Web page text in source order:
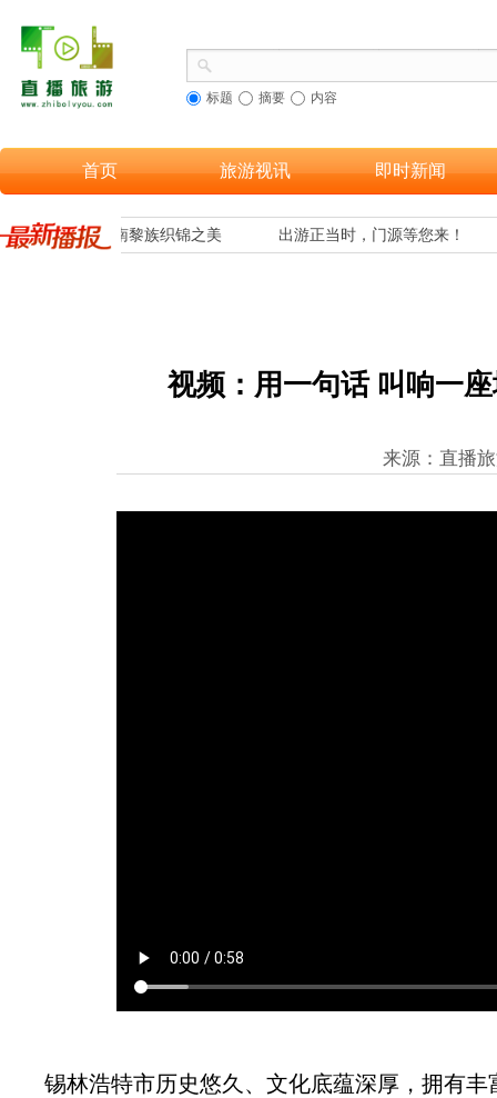
标题 摘要 内容
首页 旅游视讯 即时新闻
游客欣赏到海南黎族织锦之美 出游正当时，门源等您来！
视频：用一句话 叫响一
来源：直播
锡林浩特市历史悠久、文化底蕴深厚，拥有丰